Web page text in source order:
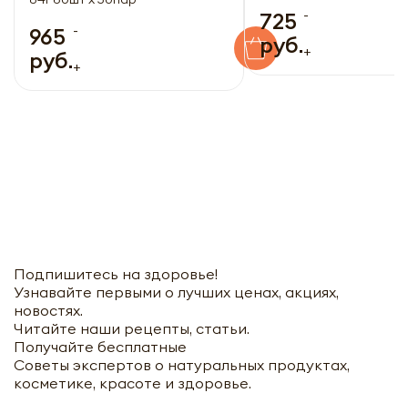
965
руб.
-
+
725
руб.
-
+
Подпишитесь на здоровье!
Узнавайте первыми о лучших ценах, акциях,
новостях.
Читайте наши рецепты, статьи.
Получайте бесплатные
Советы экспертов о натуральных продуктах,
косметике, красоте и здоровье.